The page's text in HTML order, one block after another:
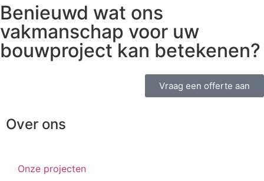
Benieuwd wat ons
vakmanschap voor uw
bouwproject kan betekenen?
Vraag een offerte aan
Over ons
Onze projecten